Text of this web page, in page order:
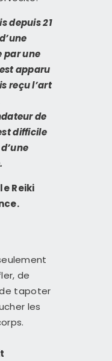
depuis 21
par une
apparu
reçu l’art
de
difficile
Reiki
de
tapoter
les